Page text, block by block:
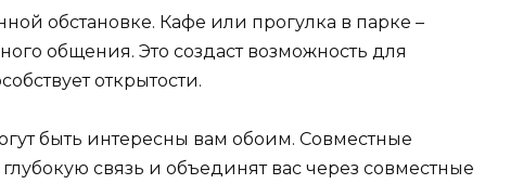
обстановке. Кафе или прогулка в парке –
общения. Это создаст возможность для
открытости.
быть интересны вам обоим. Совместные
связь и объединят вас через совместные